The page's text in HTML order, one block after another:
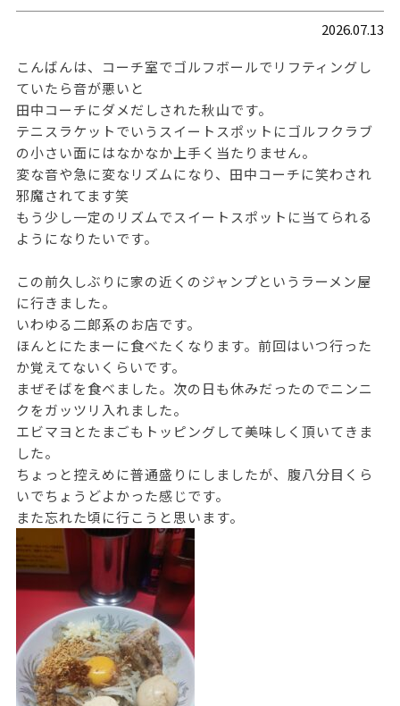
2026.07.13
こんばんは、コーチ室でゴルフボールでリフティングし
ていたら音が悪いと
田中コーチにダメだしされた秋山です。
テニスラケットでいうスイートスポットにゴルフクラブ
の小さい面にはなかなか上手く当たりません。
変な音や急に変なリズムになり、田中コーチに笑わされ
邪魔されてます笑
もう少し一定のリズムでスイートスポットに当てられる
ようになりたいです。
この前久しぶりに家の近くのジャンプというラーメン屋
に行きました。
いわゆる二郎系のお店です。
ほんとにたまーに食べたくなります。前回はいつ行った
か覚えてないくらいです。
まぜそばを食べました。次の日も休みだったのでニンニ
クをガッツリ入れました。
エビマヨとたまごもトッピングして美味しく頂いてきま
した。
ちょっと控えめに普通盛りにしましたが、腹八分目くら
いでちょうどよかった感じです。
また忘れた頃に行こうと思います。